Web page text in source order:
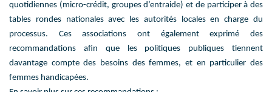
quotidiennes (micro-crédit, groupes d’entraide) et de participer à des
tables rondes nationales avec les autorités locales en charge du
processus. Ces associations ont également exprimé des
recommandations afin que les politiques publiques tiennent
davantage compte des besoins des femmes, et en particulier des
femmes handicapées.